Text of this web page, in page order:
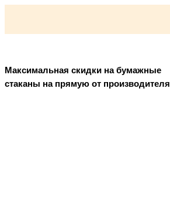
Максимальная скидки на бумажные
стаканы на прямую от производителя